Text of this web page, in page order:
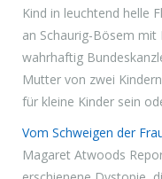
Kind in leuchtend helle
an Schaurig-Bösem
wahrhaftig
Mutter von zwei
für kleine Kinder sein
Vom Schweigen der
Magaret Atwoods